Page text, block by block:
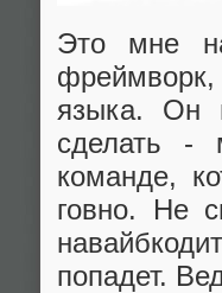
Это мне
языка. Он
сделать -
команде,
говно. Не
попадет.